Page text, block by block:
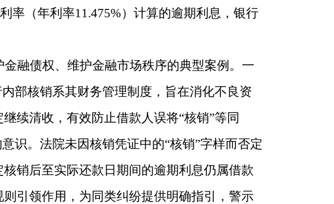
率（年利率11.475%）计算的逾期利息，银行
融债权、维护金融市场秩序的典型案例。一
部核销系其财务管理制度，旨在消化不良资
续清收，有效防止借款人误将“核销”等同
识。法院未因核销凭证中的“核销”字样而否定
销后至实际还款日期间的逾期利息仍属借款
引领作用，为同类纠纷提供明确指引，警示